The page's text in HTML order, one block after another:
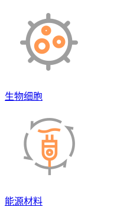
生物细胞
能源材料